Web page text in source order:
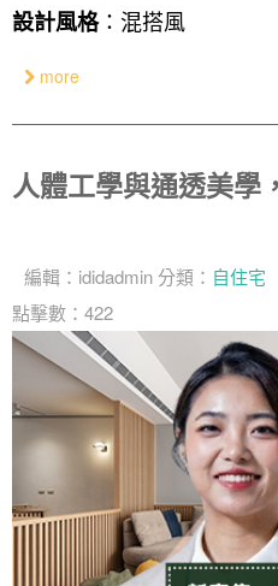
設計風格：混搭風
more
人體工學與通透美學
編輯： ididadmin 分類： 自住宅
點擊數：422